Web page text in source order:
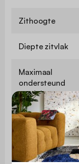
Zithoogte
Diepte zitvlak
Maximaal
ondersteund
gewicht
Gebruik
Garantie